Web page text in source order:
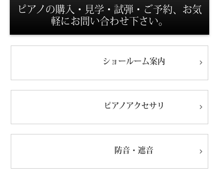
ピアノの購入・見学・試弾・ご予約、お気
軽にお問い合わせ下さい。
ショールーム案内
ピアノアクセサリ
防音・遮音